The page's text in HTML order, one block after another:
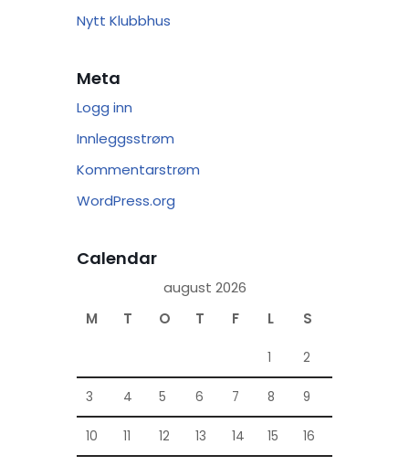
Nytt Klubbhus
Meta
Logg inn
Innleggsstrøm
Kommentarstrøm
WordPress.org
Calendar
august 2026
M
T O T F L S
1 2
3 4 5 6 7 8 9
10 11 12 13 14 15 16